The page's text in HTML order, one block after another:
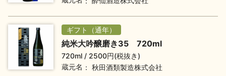
イベント情報TOP 新商品・おすすめ商品
ギフト（通年）
純米大吟醸磨き35 720ml
720ml
2500円(税抜き)
蔵元名
秋田酒類製造株式会社